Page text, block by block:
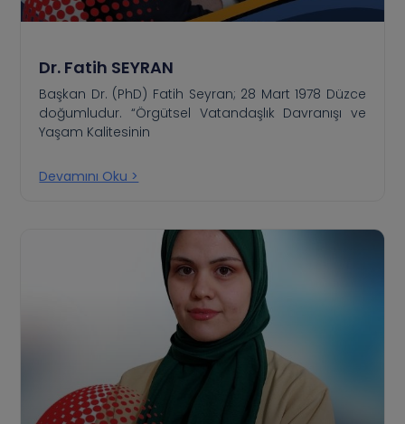
Dr. Fatih SEYRAN
Başkan Dr. (PhD) Fatih Seyran; 28 Mart 1978 Düzce
doğumludur. “Örgütsel Vatandaşlık Davranışı ve
Yaşam Kalitesinin
Devamını Oku >